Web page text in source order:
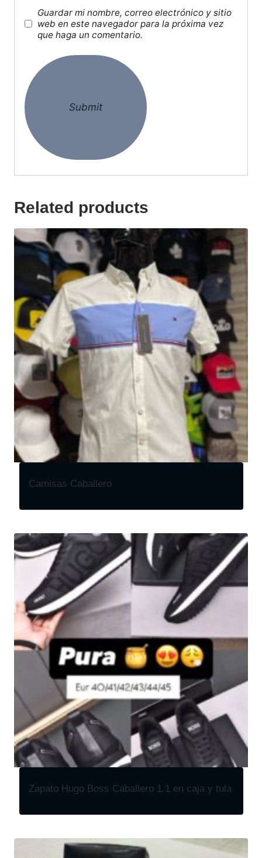
Guardar mi nombre, correo electrónico y sitio
web en este navegador para la próxima vez
que haga un comentario.
Related products
Camisas Caballero
Zapato Hugo Boss Caballero 1.1 en caja y tula